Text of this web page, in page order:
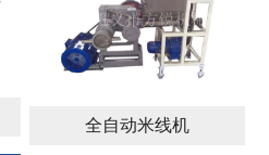
全自动米线机